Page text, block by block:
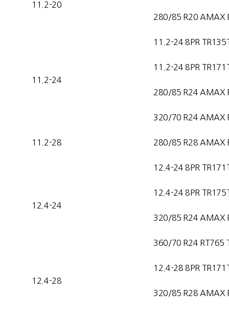
11.2-20
280/85 R20 AMAX
11.2-24
11.2-24 8PR
11.2-24 8PR
280/85 R24 AMAX
320/70 R24 AMAX
11.2-28 280/85 R28 AMAX
12.4-24
12.4-24 8PR
12.4-24 8PR
320/85 R24 AMAX
360/70 R24 RT765
12.4-28
12.4-28 8PR
320/85 R28 AMAX